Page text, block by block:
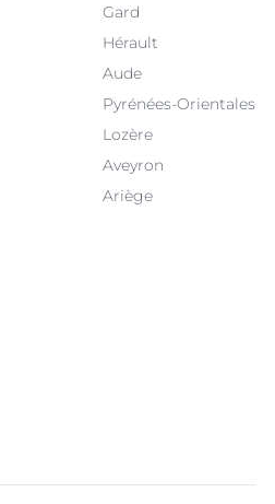
Gard
Hérault
Aude
Pyrénées-Orientales
Lozère
Aveyron
Ariège